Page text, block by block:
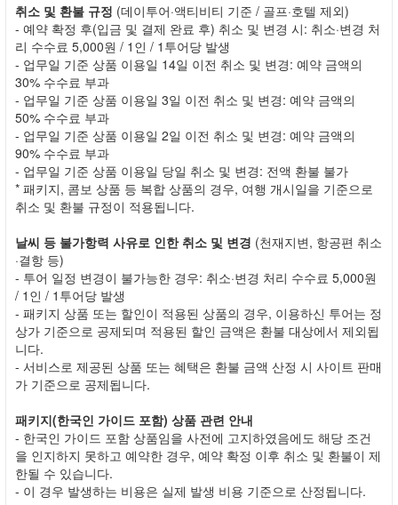
취소 및 환불 규정 (데이투어·액티비티 기준 / 골프·호텔 제외)
- 예약 확정 후(입금 및 결제 완료 후) 취소 및 변경 시: 취소·변경 처
리 수수료 5,000원 / 1인 / 1투어당 발생
- 업무일 기준 상품 이용일 14일 이전 취소 및 변경: 예약 금액의
30% 수수료 부과
- 업무일 기준 상품 이용일 3일 이전 취소 및 변경: 예약 금액의
50% 수수료 부과
- 업무일 기준 상품 이용일 2일 이전 취소 및 변경: 예약 금액의
90% 수수료 부과
- 업무일 기준 상품 이용일 당일 취소 및 변경: 전액 환불 불가
* 패키지, 콤보 상품 등 복합 상품의 경우, 여행 개시일을 기준으로
취소 및 환불 규정이 적용됩니다.
날씨 등 불가항력 사유로 인한 취소 및 변경 (천재지변, 항공편 취소
·결항 등)
- 투어 일정 변경이 불가능한 경우: 취소·변경 처리 수수료 5,000원
/ 1인 / 1투어당 발생
- 패키지 상품 또는 할인이 적용된 상품의 경우, 이용하신 투어는 정
상가 기준으로 공제되며 적용된 할인 금액은 환불 대상에서 제외됩
니다.
- 서비스로 제공된 상품 또는 혜택은 환불 금액 산정 시 사이트 판매
가 기준으로 공제됩니다.
패키지(한국인 가이드 포함) 상품 관련 안내
- 한국인 가이드 포함 상품임을 사전에 고지하였음에도 해당 조건
을 인지하지 못하고 예약한 경우, 예약 확정 이후 취소 및 환불이 제
한될 수 있습니다.
- 이 경우 발생하는 비용은 실제 발생 비용 기준으로 산정됩니다.